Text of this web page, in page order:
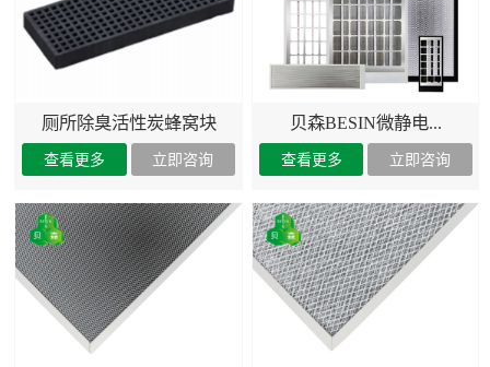
厕所除臭活性炭蜂窝块 贝森BESIN微静电...